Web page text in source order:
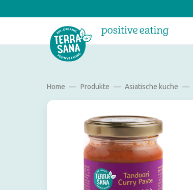
Home Produkte Asiatische kuche